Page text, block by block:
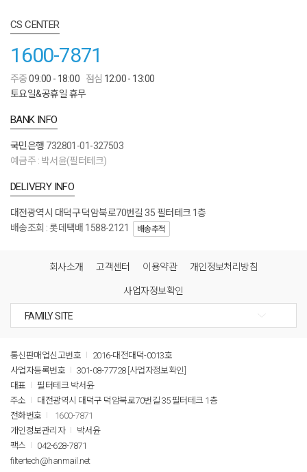
CS CENTER
1600-7871
주중09:00 - 18:00 점심 12:00 - 13:00
토요일&공휴일 휴무
BANK INFO
국민은행 732801-01-327503
예금주 : 박서윤(필터테크)
DELIVERY INFO
대전광역시 대덕구 덕암북로70번길 35 필터테크 1층
배송조회 : 롯데택배 1588-2121
배송추적
회사소개 고객센터 이용약관 개인정보처리방침
사업자정보확인
통신판매업신고번호
2016-대전대덕-0013호
사업자등록번호
301-08-77728 [사업자정보확인]
대표
필터테크 박서윤
주소
대전광역시 대덕구 덕암북로70번길 35 필터테크 1층
전화번호
1600-7871
개인정보관리자
박서윤
팩스
042-628-7871
filtertech@hanmail.net